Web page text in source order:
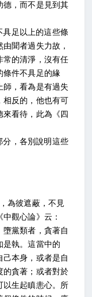
德，而不是見到其
具足以上的這些條
聞者過失力故，
常的清淨，沒有任
條件不具足的緣
師，看為是有過失
相反的，他也有可
看待， 此為《四
分，各別說明這些
為彼遮蔽，不見
觀心論》云：
墮黨類者，貪著自
是執。這當中的
己本身，或者是自
的貪著；或者對於
以生起瞋恚心。所